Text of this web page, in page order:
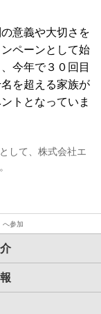
意義や大切さを
ペーンとして始
今年で３０回目
を超える家族が
トとなっていま
して、株式会社エ
へ参加